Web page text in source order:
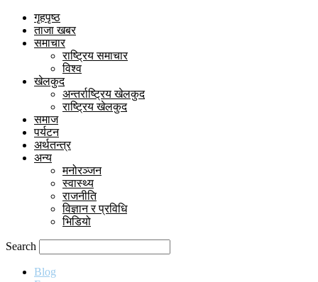
गृहपृष्ठ
ताजा खबर
समाचार
राष्ट्रिय समाचार
विश्व
खेलकुद
अन्तर्राष्ट्रिय खेलकुद
राष्ट्रिय खेलकुद
समाज
पर्यटन
अर्थतन्त्र
अन्य
मनोरञ्जन
स्वास्थ्य
राजनीति
विज्ञान र प्रविधि
भिडियो
Search
Blog